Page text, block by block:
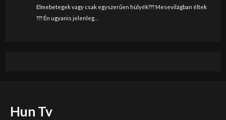
Elmebetegek vagy csak egyszerűen hülyék??? Mesevilágban éltek
??? Én ugyanis jelenleg…
Hun Tv